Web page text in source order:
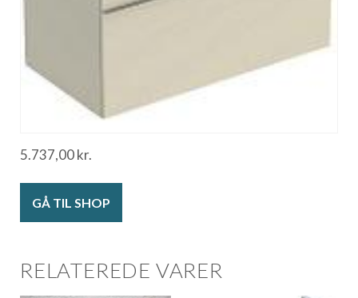
5.737,00kr.
GÅ TIL SHOP
RELATEREDE VARER